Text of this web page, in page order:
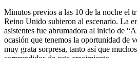
Minutos previos a las 10 de la noche el
Reino Unido subieron al escenario. La
asistentes fue abrumadora al inicio de
ocasión que tenemos la oportunidad de
muy grata sorpresa, tanto así que